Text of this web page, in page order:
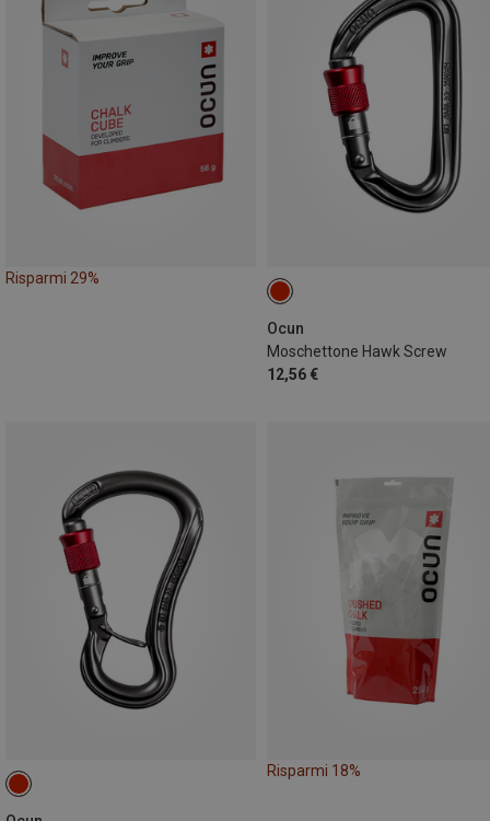
Risparmi 29%
Ocun
Moschettone Hawk Screw
12,56 €
Risparmi 18%